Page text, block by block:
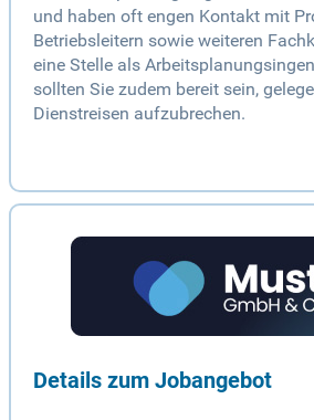
und haben oft engen Kontakt mit
Betriebsleitern sowie weiteren
eine Stelle als
sollten Sie zudem bereit sein,
Dienstreisen aufzubrechen.
Details zum Jobangebot